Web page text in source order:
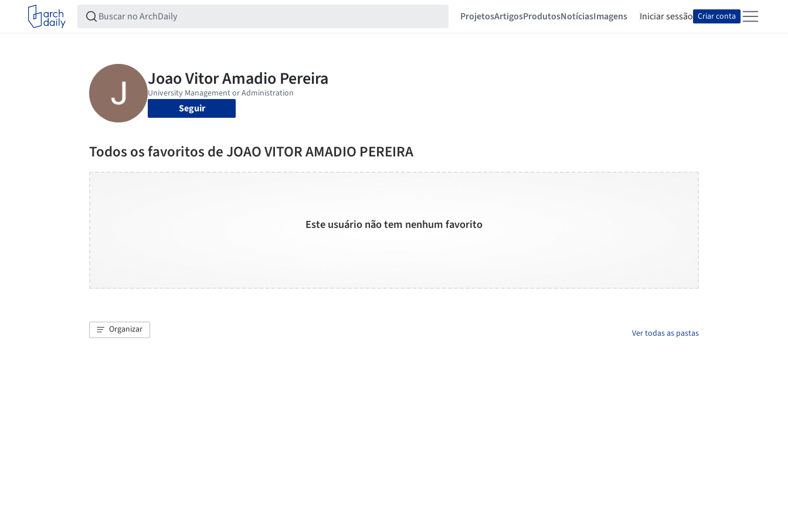
ProjetosArtigosProdutosNotíciasImagens Iniciar sessão Criar conta
Seguir
Todos os favoritos de JOAO VITOR AMADIO PEREIRA
Este usuário não tem nenhum favorito
Organizar Ver todas as pastas